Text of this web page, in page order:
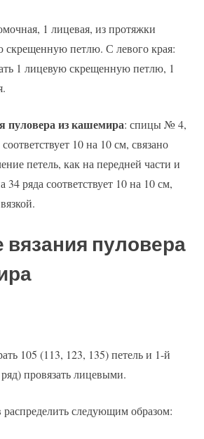
1 лицевая, из протяжки
скрещенную петлю. С левого края:
1 лицевую скрещенную петлю, 1
пуловера из кашемира: спицы № 4,
10 на 10 см, связано
петель, как на передней части и
34 ряда соответствует 10 на 10 см,
вязания пуловера
105 (113, 123, 135) петель и 1-й
провязать лицевыми.
распределить следующим образом: